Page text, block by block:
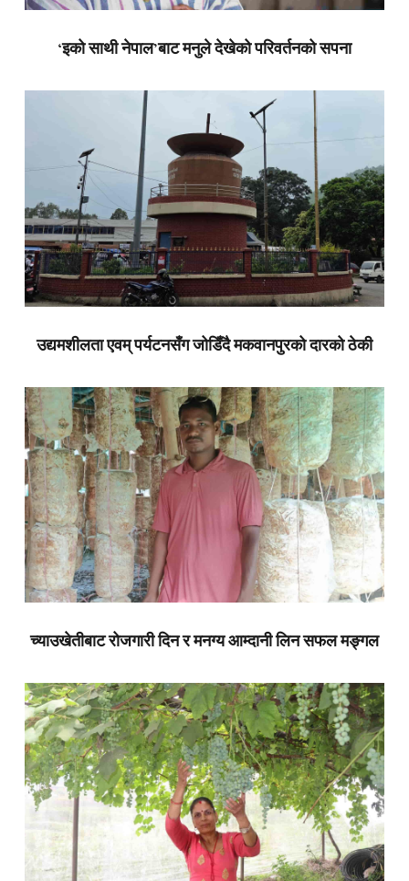
‘इको साथी नेपाल’बाट मनुले देखेको परिवर्तनको सपना
उद्यमशीलता एवम् पर्यटनसँग जोडिँदै मकवानपुरको दारको ठेकी
च्याउखेतीबाट रोजगारी दिन र मनग्य आम्दानी लिन सफल मङ्गल